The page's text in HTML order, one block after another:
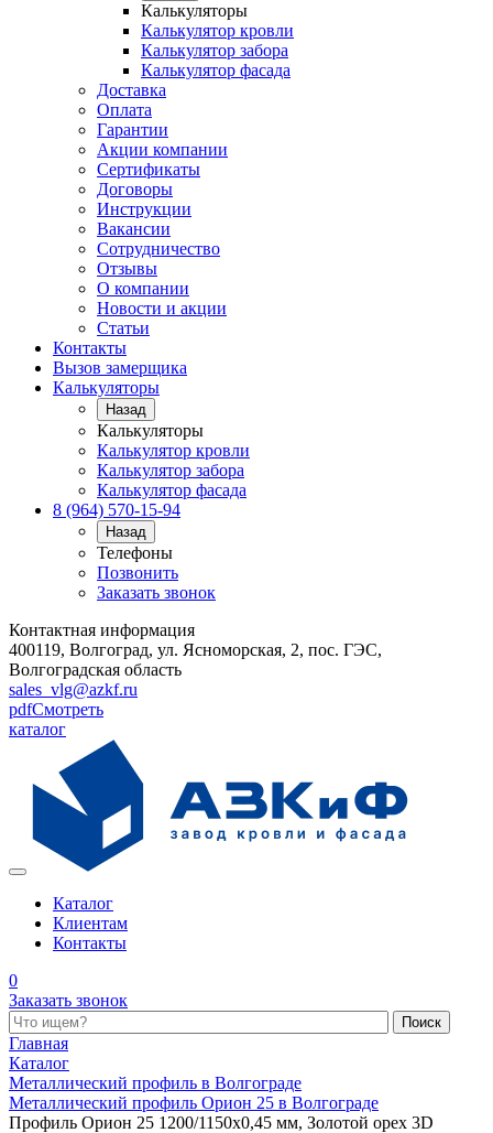
Калькуляторы
Калькулятор кровли
Калькулятор забора
Калькулятор фасада
Доставка
Оплата
Гарантии
Акции компании
Сертификаты
Договоры
Инструкции
Вакансии
Сотрудничество
Отзывы
О компании
Новости и акции
Статьи
Контакты
Вызов замерщика
Калькуляторы
Назад
Калькуляторы
Калькулятор кровли
Калькулятор забора
Калькулятор фасада
8 (964) 570-15-94
Назад
Телефоны
Позвонить
Заказать звонок
Контактная информация
400119, Волгоград, ул. Ясноморская, 2, пос. ГЭС,
Волгоградская область
sales_vlg@azkf.ru
pdfСмотреть
каталог
Каталог
Клиентам
Контакты
0
Заказать звонок
Поиск по каталогу
Главная
Каталог
Металлический профиль в Волгограде
Металлический профиль Орион 25 в Волгограде
Профиль Орион 25 1200/1150x0,45 мм, Золотой орех 3D